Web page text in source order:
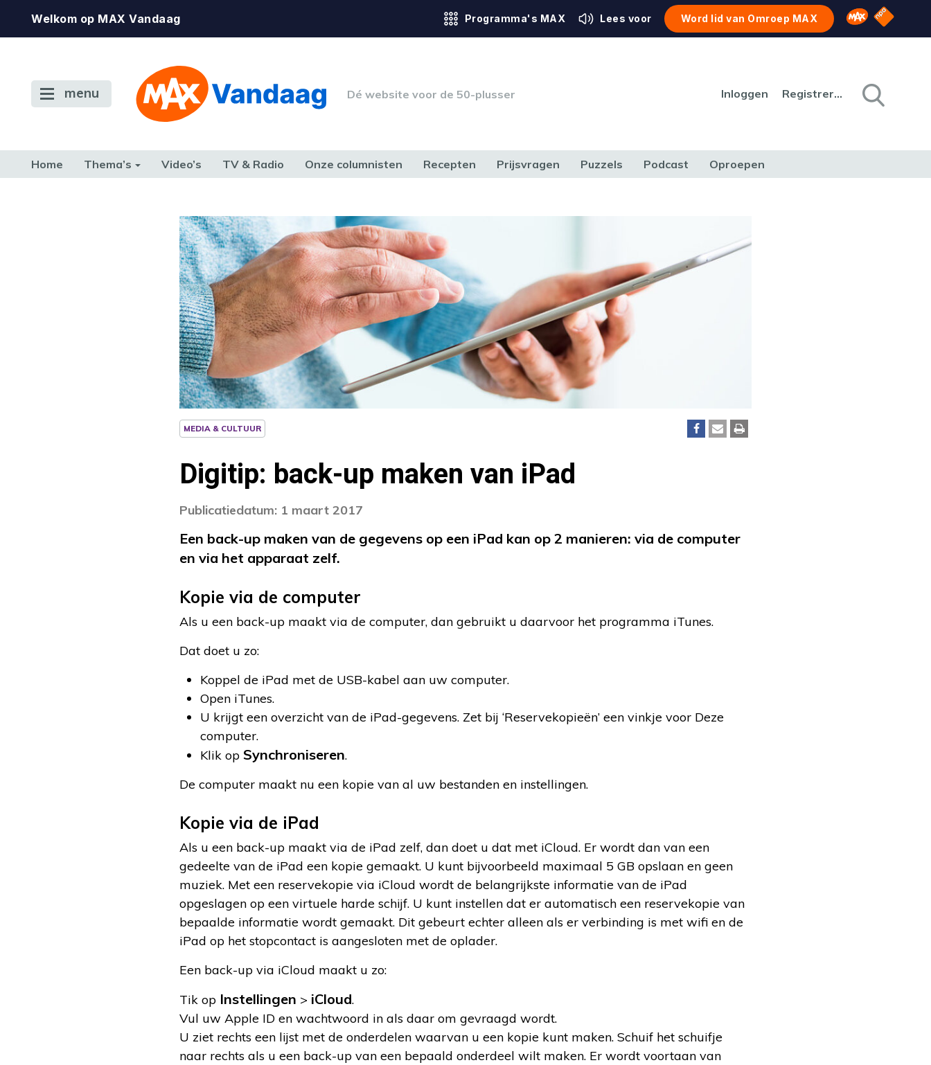
Welkom op MAX Vandaag Programma's MAX Lees voor Word lid van Omroep MAX Omroep MAX
NPO
menu Dé website voor de 50-plusser Inloggen Registreren
Home Thema’s Video’s TV & Radio Onze columnisten Recepten Prijsvragen Puzzels Podcast Oproepen
MEDIA & CULTUUR
Digitip: back-up maken van iPad
Publicatiedatum: 1 maart 2017
Een back-up maken van de gegevens op een iPad kan op 2 manieren: via de computer
en via het apparaat zelf.
Kopie via de computer
Als u een back-up maakt via de computer, dan gebruikt u daarvoor het programma iTunes.
Dat doet u zo:
Koppel de iPad met de USB-kabel aan uw computer.
Open iTunes.
U krijgt een overzicht van de iPad-gegevens. Zet bij ‘Reservekopieën’ een vinkje voor Deze
computer.
Klik op Synchroniseren.
De computer maakt nu een kopie van al uw bestanden en instellingen.
Kopie via de iPad
Als u een back-up maakt via de iPad zelf, dan doet u dat met iCloud. Er wordt dan van een
gedeelte van de iPad een kopie gemaakt. U kunt bijvoorbeeld maximaal 5 GB opslaan en geen
muziek. Met een reservekopie via iCloud wordt de belangrijkste informatie van de iPad
opgeslagen op een virtuele harde schijf. U kunt instellen dat er automatisch een reservekopie van
bepaalde informatie wordt gemaakt. Dit gebeurt echter alleen als er verbinding is met wifi en de
iPad op het stopcontact is aangesloten met de oplader.
Een back-up via iCloud maakt u zo:
Tik op Instellingen > iCloud.
Vul uw Apple ID en wachtwoord in als daar om gevraagd wordt.
U ziet rechts een lijst met de onderdelen waarvan u een kopie kunt maken. Schuif het schuifje
naar rechts als u een back-up van een bepaald onderdeel wilt maken. Er wordt voortaan van